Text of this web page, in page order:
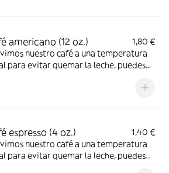
americano (12 oz.)
1,80 €
nuestro café a una temperatura
para evitar quemar la leche, puedes
espresso (4 oz.)
1,40 €
nuestro café a una temperatura
para evitar quemar la leche, puedes